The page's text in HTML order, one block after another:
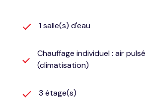
1 salle(s) d'eau
Chauffage individuel : air pulsé
(climatisation)
3 étage(s)